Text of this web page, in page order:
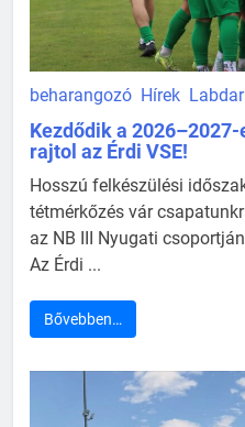
beharangozó Hírek
Kezdődik a
rajtol az Érdi VSE!
Hosszú felkészülési
tétmérkőzés vár
az NB III Nyugati
Az Érdi ...
Bővebben…